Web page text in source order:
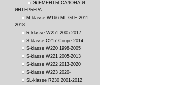
ЭЛЕМЕНТЫ САЛОНА И
ИНТЕРЬЕРА
M-klasse W166 ML GLE 2011-
2018
R-klasse W251 2005-2017
S-klasse C217 Coupe 2014-
S-klasse W220 1998-2005
S-klasse W221 2005-2013
S-klasse W222 2013-2020
S-klasse W223 2020-
SL-klasse R230 2001-2012